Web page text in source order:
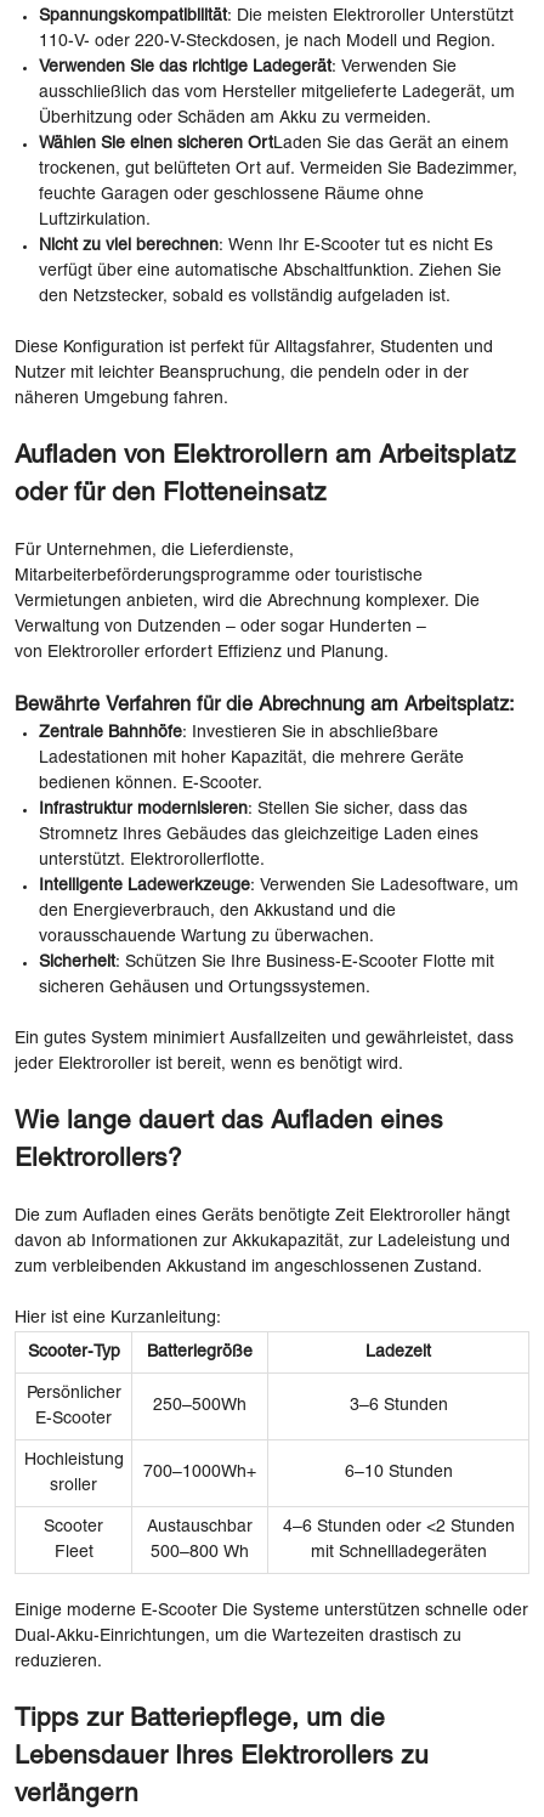
Spannungskompatibilität: Die meisten Elektroroller Unterstützt
110-V- oder 220-V-Steckdosen, je nach Modell und Region.
Verwenden Sie das richtige Ladegerät: Verwenden Sie
ausschließlich das vom Hersteller mitgelieferte Ladegerät, um
Überhitzung oder Schäden am Akku zu vermeiden.
Wählen Sie einen sicheren OrtLaden Sie das Gerät an einem
trockenen, gut belüfteten Ort auf. Vermeiden Sie Badezimmer,
feuchte Garagen oder geschlossene Räume ohne
Luftzirkulation.
Nicht zu viel berechnen: Wenn Ihr E-Scooter tut es nicht Es
verfügt über eine automatische Abschaltfunktion. Ziehen Sie
den Netzstecker, sobald es vollständig aufgeladen ist.
Diese Konfiguration ist perfekt für Alltagsfahrer, Studenten und
Nutzer mit leichter Beanspruchung, die pendeln oder in der
näheren Umgebung fahren.
Aufladen von Elektrorollern am Arbeitsplatz
oder für den Flotteneinsatz
Für Unternehmen, die Lieferdienste,
Mitarbeiterbeförderungsprogramme oder touristische
Vermietungen anbieten, wird die Abrechnung komplexer. Die
Verwaltung von Dutzenden – oder sogar Hunderten –
von Elektroroller erfordert Effizienz und Planung.
Bewährte Verfahren für die Abrechnung am Arbeitsplatz:
Zentrale Bahnhöfe: Investieren Sie in abschließbare
Ladestationen mit hoher Kapazität, die mehrere Geräte
bedienen können. E-Scooter.
Infrastruktur modernisieren: Stellen Sie sicher, dass das
Stromnetz Ihres Gebäudes das gleichzeitige Laden eines
unterstützt. Elektrorollerflotte.
Intelligente Ladewerkzeuge: Verwenden Sie Ladesoftware, um
den Energieverbrauch, den Akkustand und die
vorausschauende Wartung zu überwachen.
Sicherheit: Schützen Sie Ihre Business-E-Scooter Flotte mit
sicheren Gehäusen und Ortungssystemen.
Ein gutes System minimiert Ausfallzeiten und gewährleistet, dass
jeder Elektroroller ist bereit, wenn es benötigt wird.
Wie lange dauert das Aufladen eines
Elektrorollers?
Die zum Aufladen eines Geräts benötigte Zeit Elektroroller hängt
davon ab Informationen zur Akkukapazität, zur Ladeleistung und
zum verbleibenden Akkustand im angeschlossenen Zustand.
Hier ist eine Kurzanleitung:
Scooter-Typ Batteriegröße Ladezeit
Persönlicher
E-Scooter
250–500Wh 3–6 Stunden
Hochleistung
sroller
700–1000Wh+ 6–10 Stunden
Scooter
Fleet
Austauschbar
500–800 Wh
4–6 Stunden oder <2 Stunden
mit Schnellladegeräten
Einige moderne E-Scooter Die Systeme unterstützen schnelle oder
Dual-Akku-Einrichtungen, um die Wartezeiten drastisch zu
reduzieren.
Tipps zur Batteriepflege, um die
Lebensdauer Ihres Elektrorollers zu
verlängern